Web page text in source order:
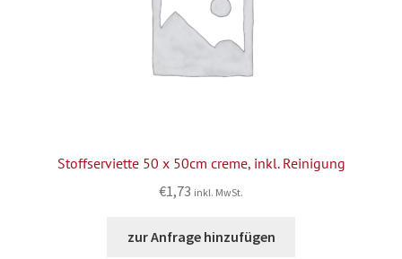
Stoffserviette 50 x 50cm creme, inkl. Reinigung
€1,73 inkl. MwSt.
zur Anfrage hinzufügen